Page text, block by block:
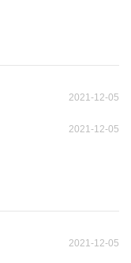
2021-12-05
2021-12-05
2021-12-05